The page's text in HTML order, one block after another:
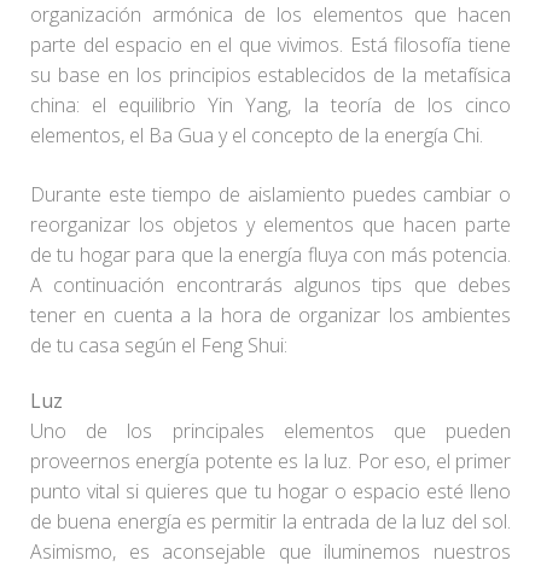
organización armónica de los elementos que hacen
parte del espacio en el que vivimos. Está filosofía tiene
su base en los principios establecidos de la metafísica
china: el equilibrio Yin Yang, la teoría de los cinco
elementos, el Ba Gua y el concepto de la energía Chi.
Durante este tiempo de aislamiento puedes cambiar o
reorganizar los objetos y elementos que hacen parte
de tu hogar para que la energía fluya con más potencia.
A continuación encontrarás algunos tips que debes
tener en cuenta a la hora de organizar los ambientes
de tu casa según el Feng Shui:
Luz
Uno de los principales elementos que pueden
proveernos energía potente es la luz. Por eso, el primer
punto vital si quieres que tu hogar o espacio esté lleno
de buena energía es permitir la entrada de la luz del sol.
Asimismo, es aconsejable que iluminemos nuestros